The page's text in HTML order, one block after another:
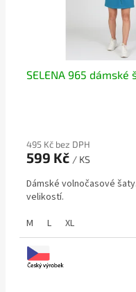
SELENA 965 dámské
495 Kč bez DPH
599 Kč / KS
Dámské volnočasové
velikostí.
M
L XL